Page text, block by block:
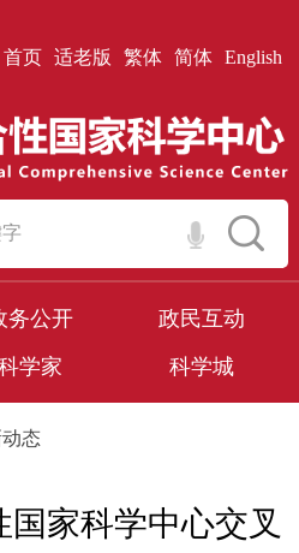
首页 适老版 繁体 简体 English
务公开
政民互动
学家 科学城
态
家科学中心交叉